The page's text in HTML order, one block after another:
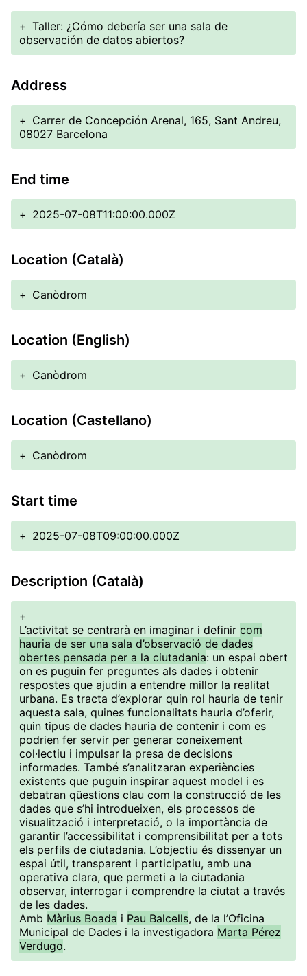
+ Taller: ¿Cómo debería ser una sala de
observación de datos abiertos?
Address
+ Carrer de Concepción Arenal, 165, Sant Andreu,
08027 Barcelona
End time
+ 2025-07-08T11:00:00.000Z
Location (Català)
+ Canòdrom
Location (English)
+ Canòdrom
Location (Castellano)
+ Canòdrom
Start time
+ 2025-07-08T09:00:00.000Z
Description (Català)
+
L’activitat se centrarà en imaginar i definir com
hauria de ser una sala d’observació de dades
obertes pensada per a la ciutadania: un espai obert
on es puguin fer preguntes als dades i obtenir
respostes que ajudin a entendre millor la realitat
urbana. Es tracta d’explorar quin rol hauria de tenir
aquesta sala, quines funcionalitats hauria d’oferir,
quin tipus de dades hauria de contenir i com es
podrien fer servir per generar coneixement
col·lectiu i impulsar la presa de decisions
informades. També s’analitzaran experiències
existents que puguin inspirar aquest model i es
debatran qüestions clau com la construcció de les
dades que s’hi introdueixen, els processos de
visualització i interpretació, o la importància de
garantir l’accessibilitat i comprensibilitat per a tots
els perfils de ciutadania. L’objectiu és dissenyar un
espai útil, transparent i participatiu, amb una
operativa clara, que permeti a la ciutadania
observar, interrogar i comprendre la ciutat a través
de les dades.
Amb Màrius Boada i Pau Balcells, de la l’Oficina
Municipal de Dades i la investigadora Marta Pérez
Verdugo.